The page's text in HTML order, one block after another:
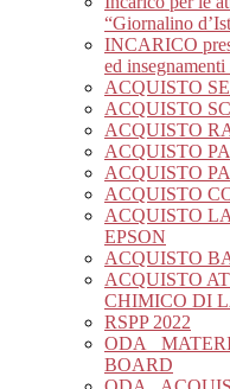
“Giornalino
INCARICO
ed
ACQUISTO
ACQUISTO
ACQUISTO
ACQUISTO
ACQUISTO
ACQUISTO
ACQUISTO
EPSON
ACQUISTO
ACQUISTO
CHIMICO DI
RSPP 2022
ODA_
BOARD